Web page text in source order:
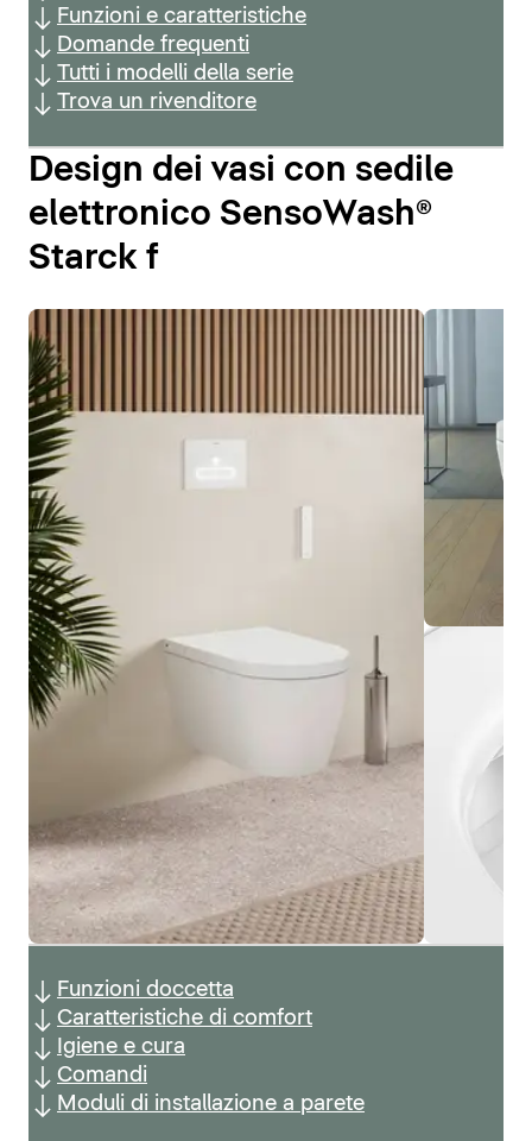
Funzioni e caratteristiche
Domande frequenti
Tutti i modelli della serie
Trova un rivenditore
Design dei vasi con sedile
elettronico SensoWash®
Starck f
Funzioni doccetta
Caratteristiche di comfort
Igiene e cura
Comandi
Moduli di installazione a parete